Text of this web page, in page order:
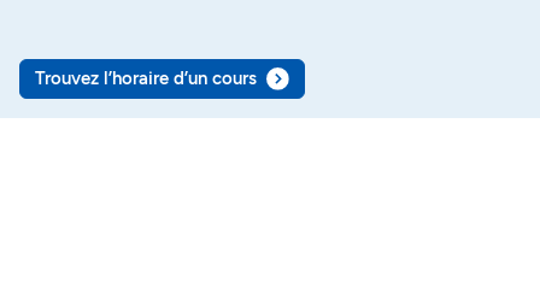
Trouvez l’horaire d’un cours